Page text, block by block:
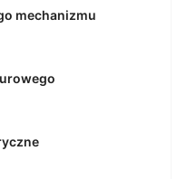
mechanizmu